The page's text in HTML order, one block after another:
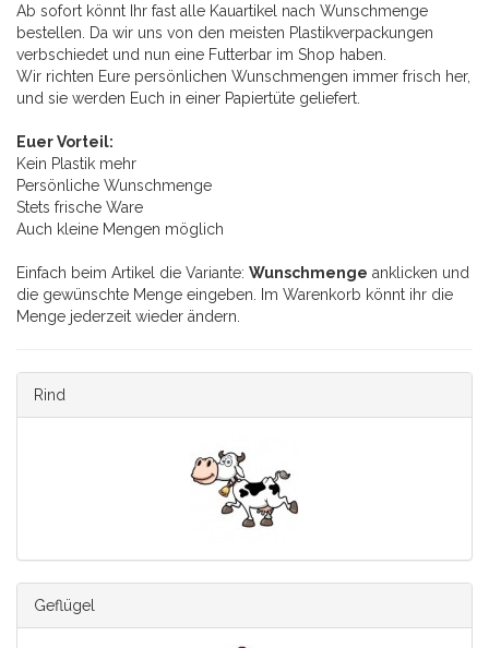
Ab sofort könnt Ihr fast alle Kauartikel nach Wunschmenge
bestellen. Da wir uns von den meisten Plastikverpackungen
verbschiedet und nun eine Futterbar im Shop haben.
Wir richten Eure persönlichen Wunschmengen immer frisch her,
und sie werden Euch in einer Papiertüte geliefert.
Euer Vorteil:
Kein Plastik mehr
Persönliche Wunschmenge
Stets frische Ware
Auch kleine Mengen möglich
Einfach beim Artikel die Variante: Wunschmenge anklicken und
die gewünschte Menge eingeben. Im Warenkorb könnt ihr die
Menge jederzeit wieder ändern.
Rind
Geflügel